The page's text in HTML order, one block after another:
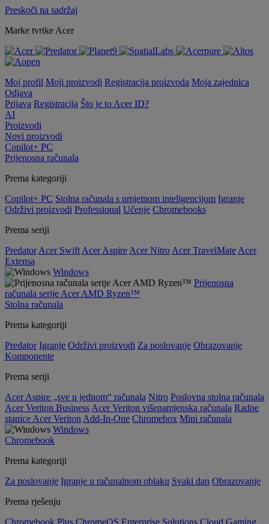
Preskoči na sadržaj
Marke tvrtke Acer
Moj profil Moji proizvodi Registracija proizvoda Moja zajednica
Odjava
Prijava Registracija Što je to Acer ID?
AI
Proizvodi
Novi proizvodi
Copilot+ PC
Prijenosna računala
Prema kategoriji
Copilot+ PC Stolna računala s umjetnom inteligencijom Igranje
Održivi proizvodi Professional Učenje Chromebooks
Prema seriji
Predator Acer Swift Acer Aspire Acer Nitro Acer TravelMate Acer
Extensa
Windows
Prijenosna
računala serije Acer AMD Ryzen™
Stolna računala
Prema kategoriji
Predator Igranje Održivi proizvodi Za poslovanje Obrazovanje
Komponente
Prema seriji
Acer Aspire „sve u jednom“ računala Nitro Poslovna stolna računala
Acer Veriton Business Acer Veriton višenamjenska računala Radne
stanice Acer Veriton Add-In-One Chromebox Mini računala
Windows
Chromebook
Prema kategoriji
Za poslovanje Igranje u računalnom oblaku Svaki dan Obrazovanje
Prema rješenju
Chromebook Plus ChromeOS Enterprise Solutions Cloud Gaming